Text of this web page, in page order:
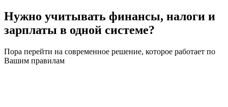
Нужно учитывать финансы, налоги и
зарплаты в одной системе?
Пора перейти на современное решение, которое работает по
Вашим правилам